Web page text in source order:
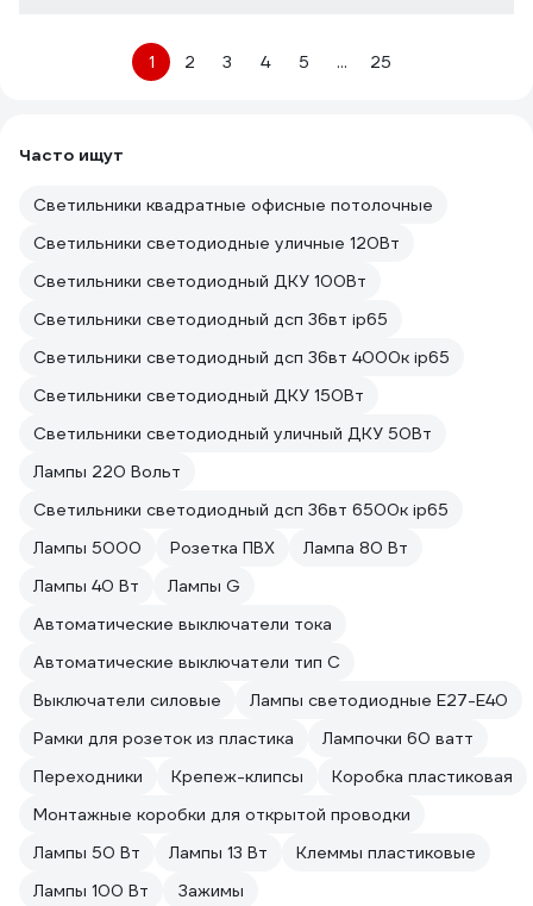
1 2 3 4 5 ... 25
Часто ищут
Светильники квадратные офисные потолочные
Светильники светодиодные уличные 120Вт
Светильники светодиодный ДКУ 100Вт
Светильники светодиодный дсп 36вт ip65
Светильники светодиодный дсп 36вт 4000к ip65
Светильники светодиодный ДКУ 150Вт
Светильники светодиодный уличный ДКУ 50Вт
Лампы 220 Вольт
Светильники светодиодный дсп 36вт 6500к ip65
Лампы 5000
Розетка ПВХ
Лампа 80 Вт
Лампы 40 Вт
Лампы G
Автоматические выключатели тока
Автоматические выключатели тип C
Выключатели силовые
Лампы светодиодные E27-E40
Рамки для розеток из пластика
Лампочки 60 ватт
Переходники
Крепеж-клипсы
Коробка пластиковая
Монтажные коробки для открытой проводки
Лампы 50 Вт
Лампы 13 Вт
Клеммы пластиковые
Лампы 100 Вт
Зажимы